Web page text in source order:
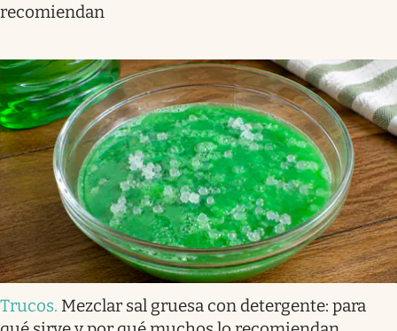
recomiendan
Trucos. Mezclar sal gruesa con detergente: para